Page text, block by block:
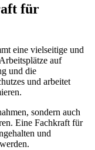
für
eine vielseitige und
auf
und die
und arbeitet
sondern auch
Eine Fachkraft für
und